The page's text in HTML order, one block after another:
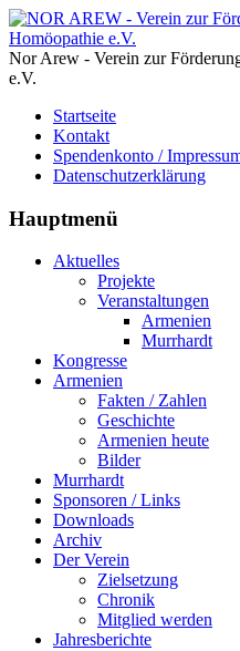
Nor Arew - Verein zur
e.V.
Startseite
Kontakt
Spendenkonto /
Datenschutzerklärung
Hauptmenü
Aktuelles
Projekte
Veranstaltungen
Armenien
Murrhardt
Kongresse
Armenien
Fakten / Zahlen
Geschichte
Armenien heute
Bilder
Murrhardt
Sponsoren / Links
Downloads
Archiv
Der Verein
Zielsetzung
Chronik
Mitglied werden
Jahresberichte